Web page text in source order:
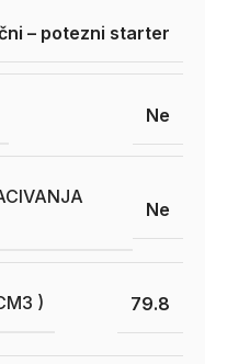
– potezni starter
Ne
Ne
) 79.8